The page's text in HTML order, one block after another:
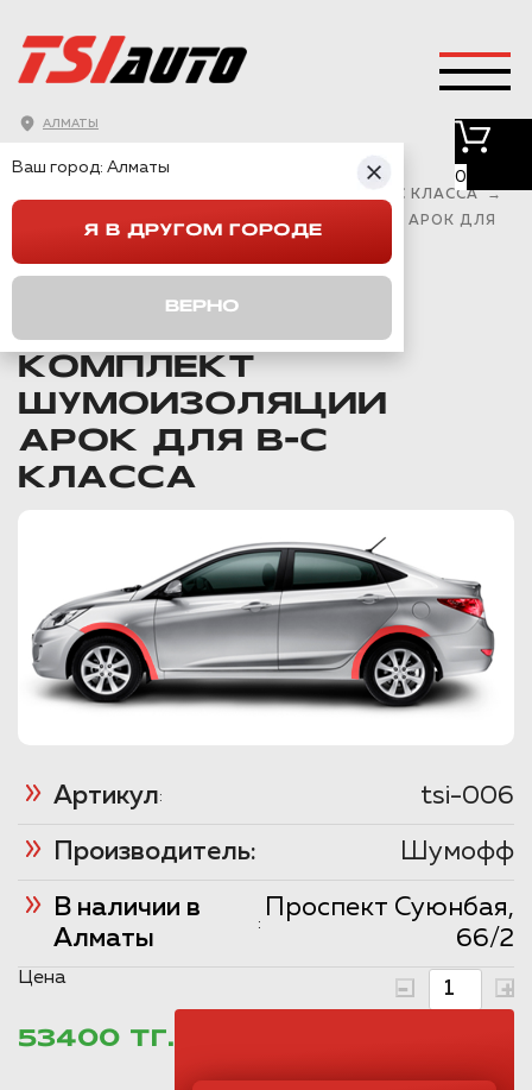
АЛМАТЫ
0
КОМПЛЕКТЫ ШУМОИЗОЛЯЦИИ
КОМПЛЕКТЫ ДЛЯ ШУМОИЗОЛЯЦИИ АВТО В-С КЛАССА →
ЭЛИТ ПРЕМИУМ КОМПЛЕКТ ШУМОИЗОЛЯЦИИ АРОК ДЛЯ
КОМПЛЕКТ
ШУМОИЗОЛЯЦИИ
АРОК ДЛЯ B-C
КЛАССА
Артикул: tsi-006
Производитель: Шумофф
В наличии в
Алматы
:
Проспект Суюнбая,
66/2
Цена
53400 ТГ.
Ваш город: Алматы
Я В ДРУГОМ ГОРОДЕ
ВЕРНО